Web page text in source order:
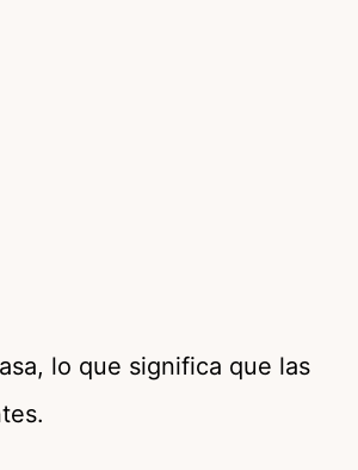
lo que significa que las